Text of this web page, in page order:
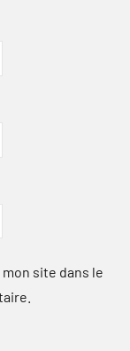
site dans le